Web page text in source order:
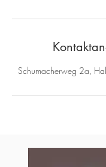
Schumacherweg 2a,